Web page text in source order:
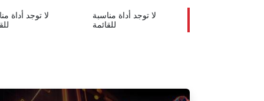
لا توجد أداة مناسبة
للقائمة
لا توجد أداة